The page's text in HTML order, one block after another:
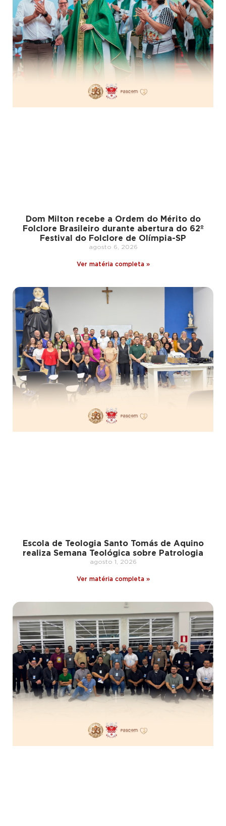
Dom Milton recebe a Ordem do Mérito do
Folclore Brasileiro durante abertura do 62º
Festival do Folclore de Olímpia-SP
agosto 6, 2026
Ver matéria completa »
Escola de Teologia Santo Tomás de Aquino
realiza Semana Teológica sobre Patrologia
agosto 1, 2026
Ver matéria completa »